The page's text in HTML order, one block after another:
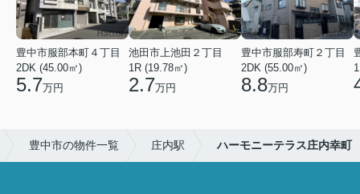
豊中市服部本町４丁目
2DK (45.00㎡)
5.7万円
池田市上池田２丁目
1R (19.78㎡)
2.7万円
豊中市服部寿町２丁目
2DK (55.00㎡)
8.8万円
豊中市の物件一覧 庄内駅 ハーモニーテラス庄内幸町